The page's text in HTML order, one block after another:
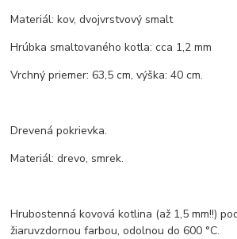
Materiál: kov, dvojvrstvový smalt
Hrúbka smaltovaného kotla: cca 1,2 mm
Vrchný priemer: 63,5 cm, výška: 40 cm.
Drevená pokrievka.
Materiál: drevo, smrek.
Hrubostenná kovová kotlina (až 1,5 mm!!)
žiaruvzdornou farbou, odolnou do 600 °C.